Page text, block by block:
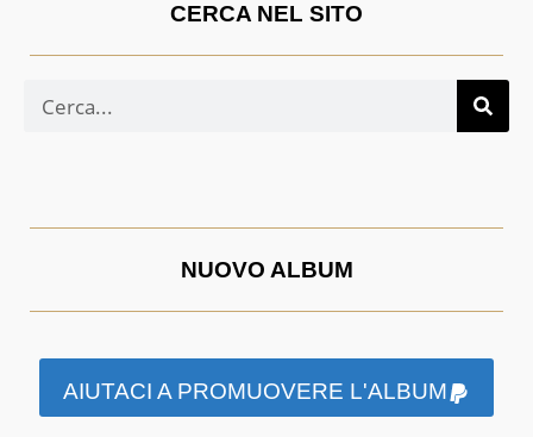
CERCA NEL SITO
NUOVO ALBUM
AIUTACI A PROMUOVERE L'ALBUM